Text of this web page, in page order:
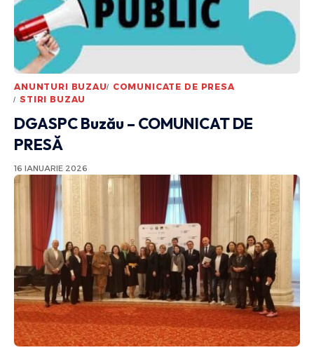
ANUNTURI BUZAU
COMUNICATE DE PRESA
STIRI BUZAU
DGASPC Buzău – COMUNICAT DE
PRESĂ
16 IANUARIE 2026